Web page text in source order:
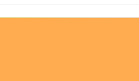
HECA 2026